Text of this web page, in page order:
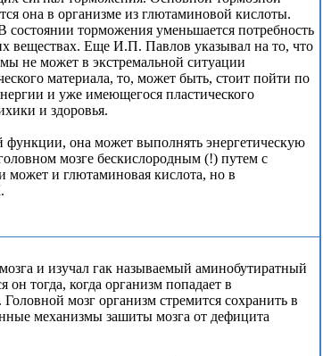
она в организме из глютаминовой кислоты.
торможения уменьшается потребность
веществах. Еще И.П. Павлов указывал на то, что
не может в экстремальной ситуации
материала, то, может быть, стоит пойти по
и уже имеющегося пластического
и здоровья.
она может выполнять энергетическую
мозге бескислородным (!) путем с
может и глютаминовая кислота, но в
и изучал гак называемый аминобутиратный
тогда, когда организм попадает в
мозг организм стремится сохранить в
механизмы зашиты мозга от дефицита